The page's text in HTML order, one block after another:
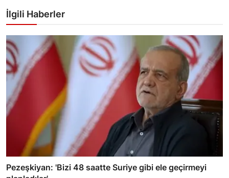
İlgili Haberler
Pezeşkiyan: 'Bizi 48 saatte Suriye gibi ele geçirmeyi